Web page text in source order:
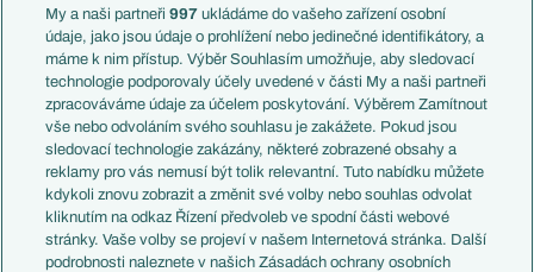
Témata
Představení týmů MS
EuroSkauting
PL v kostce
Evropské koeficienty
Přestupy
Přestupové spekulace
Zranění
Kluby
Arsenal FC
Francie
Itálie
Německo
Španělsko
Argentina
Brazílie
Přestupy
Zápasy
Livescore
Tipovací soutěž
My a naši partneři997 ukládáme do vašeho zařízení osobní
údaje, jako jsou údaje o prohlížení nebo jedinečné identifikátory, a
máme k nim přístup. Výběr Souhlasím umožňuje, aby sledovací
technologie podporovaly účely uvedené v části My a naši partneři
zpracováváme údaje za účelem poskytování. Výběrem Zamítnout
vše nebo odvoláním svého souhlasu je zakážete. Pokud jsou
sledovací technologie zakázány, některé zobrazené obsahy a
reklamy pro vás nemusí být tolik relevantní. Tuto nabídku můžete
kdykoli znovu zobrazit a změnit své volby nebo souhlas odvolat
kliknutím na odkaz Řízení předvoleb ve spodní části webové
stránky. Vaše volby se projeví v našem Internetová stránka. Další
podrobnosti naleznete v našich Zásadách ochrany osobních